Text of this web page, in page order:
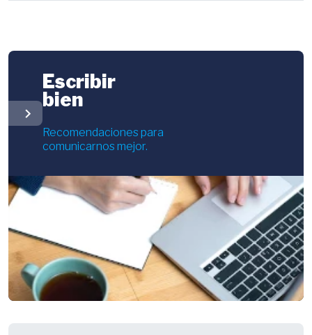
chevron_right
Escribir
bien
Recomendaciones para
comunicarnos mejor.